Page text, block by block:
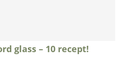
glass – 10 recept!